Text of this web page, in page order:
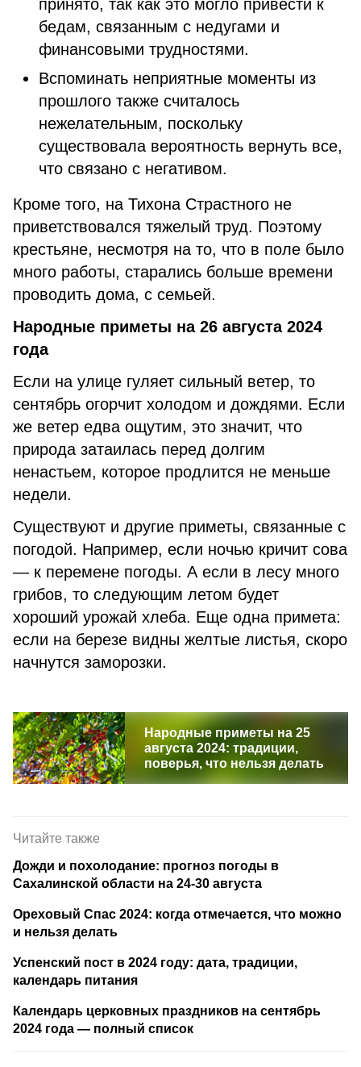
принято, так как это могло привести к
бедам, связанным с недугами и
финансовыми трудностями.
Вспоминать неприятные моменты из
прошлого также считалось
нежелательным, поскольку
существовала вероятность вернуть все,
что связано с негативом.
Кроме того, на Тихона Страстного не
приветствовался тяжелый труд. Поэтому
крестьяне, несмотря на то, что в поле было
много работы, старались больше времени
проводить дома, с семьей.
Народные приметы на 26 августа 2024
года
Если на улице гуляет сильный ветер, то
сентябрь огорчит холодом и дождями. Если
же ветер едва ощутим, это значит, что
природа затаилась перед долгим
ненастьем, которое продлится не меньше
недели.
Существуют и другие приметы, связанные с
погодой. Например, если ночью кричит сова
— к перемене погоды. А если в лесу много
грибов, то следующим летом будет
хороший урожай хлеба. Еще одна примета:
если на березе видны желтые листья, скоро
начнутся заморозки.
Народные приметы на 25
августа 2024: традиции,
поверья, что нельзя делать
Читайте также
Дожди и похолодание: прогноз погоды в
Сахалинской области на 24-30 августа
Ореховый Спас 2024: когда отмечается, что можно
и нельзя делать
Успенский пост в 2024 году: дата, традиции,
календарь питания
Календарь церковных праздников на сентябрь
2024 года — полный список